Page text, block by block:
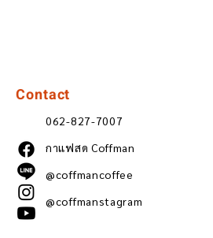
Contact
062-827-7007
กาแฟสด Coffman
@coffmancoffee
@coffmanstagram